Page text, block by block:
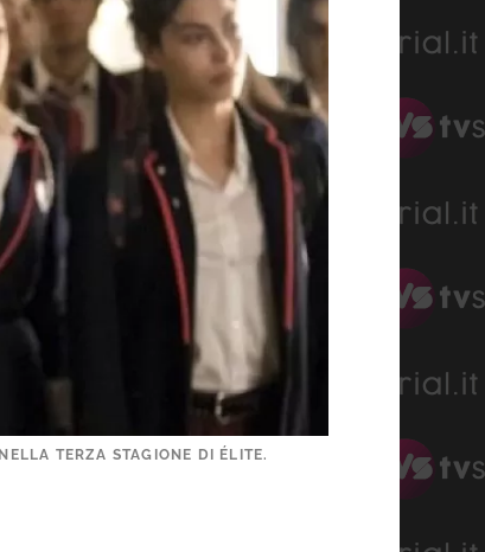
TERZA STAGIONE DI ÉLITE.